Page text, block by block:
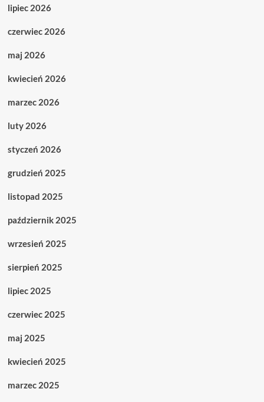
lipiec 2026
czerwiec 2026
maj 2026
kwiecień 2026
marzec 2026
luty 2026
styczeń 2026
grudzień 2025
listopad 2025
październik 2025
wrzesień 2025
sierpień 2025
lipiec 2025
czerwiec 2025
maj 2025
kwiecień 2025
marzec 2025